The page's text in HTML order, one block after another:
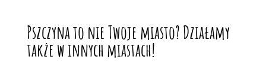
Pszczyna to nie Twoje miasto? Działamy
także w innych miastach!